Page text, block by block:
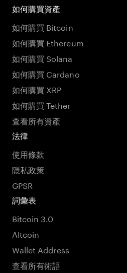
如何購買資產
如何購買 Bitcoin
如何購買 Ethereum
如何購買 Solana
如何購買 Cardano
如何購買 XRP
如何購買 Tether
查看所有資產
法律
使用條款
隱私政策
GPSR
詞彙表
Bitcoin 3.0
Altcoin
Wallet Address
查看所有術語